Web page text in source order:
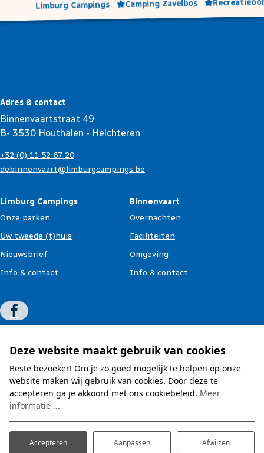
Limburg Campings Camping Zavelbos
Adres & contact
Binnenvaartstraat 49
B- 3530 Houthalen - Helchteren
+32 (0) 11 52 67 20
debinnenvaart@limburgcampings.be
Limburg Campings
Onze parken
Uw tweede (t)huis
Nieuwsbrief
Info & contact
Binnenvaart
Overnachten
Faciliteiten
Omgeving
Info & contact
© 2026 - Website 💙 Prosuco
Algemene voorwaarden
Privacy & cookies
Disclaimer
Deze website maakt gebruik van cookies
Beste bezoeker! Om je zo goed mogelijk te helpen op onze
website maken wij gebruik van cookies. Door deze te
accepteren ga je akkoord met ons cookiebeleid. Meer
informatie ...
Accepteren Aanpassen Afwijzen